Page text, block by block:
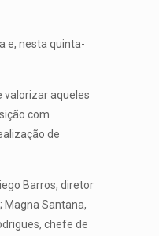
e, nesta quinta-
valorizar aqueles
com
de
Barros, diretor
Magna Santana,
chefe de